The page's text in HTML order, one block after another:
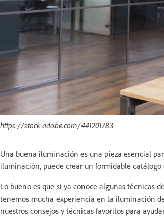
https://stock.adobe.com/441201783
Una buena iluminación es una pieza esencial
iluminación, puede crear un formidable
Lo bueno es que si ya conoce algunas técnicas
tenemos mucha experiencia en la iluminación
nuestros consejos y técnicas favoritos para